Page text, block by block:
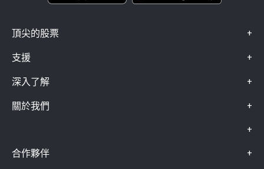
頂尖的股票 +
支援 +
深入了解 +
關於我們 +
+
合作夥伴 +